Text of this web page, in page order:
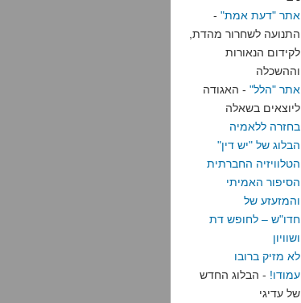
אתר "דעת אמת" -
התנועה לשחרור מהדת,
לקידום הנאורות
וההשכלה
אתר "הלל" - האגודה
ליוצאים בשאלה
בחזרה ללאמיה
הבלוג של "יש דין"
הטלוויזיה החברתית
הסיפור האמיתי
והמזעזע של
חדו"ש – לחופש דת
ושוויון
לא מזיק ברובו
עמודו! - הבלוג החדש
של עדיגי